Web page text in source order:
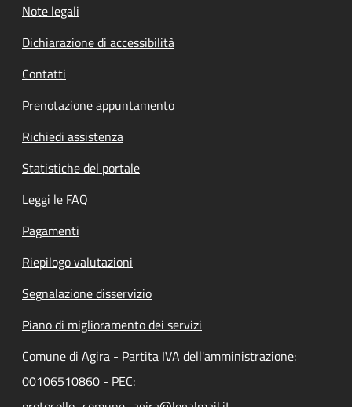
Note legali
Dichiarazione di accessibilità
Contatti
Prenotazione appuntamento
Richiedi assistenza
Statistiche del portale
Leggi le FAQ
Pagamenti
Riepilogo valutazioni
Segnalazione disservizio
Piano di miglioramento dei servizi
Comune di Agira - Partita IVA dell'amministrazione:
00106510860 - PEC: